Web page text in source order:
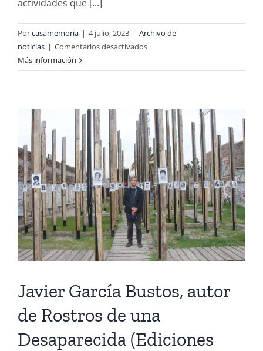
actividades que [...]
Porcasamemoria | 4 julio, 2023 | Archivo de
noticias | Comentarios desactivadosen
de
Casa
Memoria
Más información
Javier García Bustos, autor
de Rostros de una
Desaparecida (Ediciones